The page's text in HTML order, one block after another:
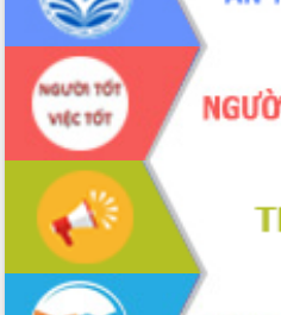
Du lịch Đắk Lắk nâng tầm trải nghiệm
du khách thông qua Hệ thống cơ sở dữ
liệu và Bản đồ số
Tập huấn ứng dụng trí tuệ nhân tạo (AI)
trong thương mại điện tử năm 2026
Đoàn đại biểu Quốc hội tỉnh Đắk Lắk
trao đổi thông tin trước Kỳ họp thứ
nhất, Quốc hội khóa XVI
Quyết liệt cải cách hành chính, khơi
thông nguồn lực phát triển
Nâng cao hiệu lực, hiệu quả HĐND
tỉnh thông qua hiện đại hóa hành chính